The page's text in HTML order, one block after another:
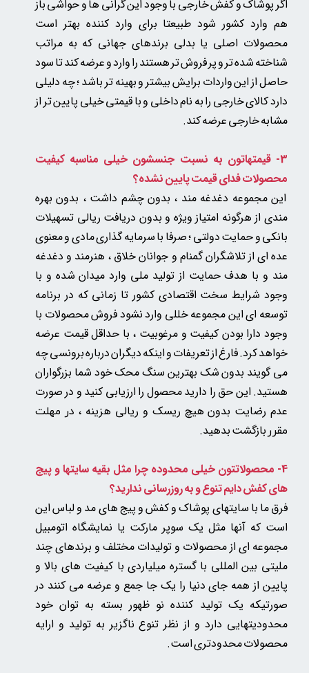
اگر پوشاک و کفش خارجی با وجود این گرانی ها و حواشی باز
هم وارد کشور شود طبیعتا برای وارد کننده بهتر است
محصولات اصلی یا بدلی برندهای جهانی که به مراتب
شناخته شده تر و پر فروش تر هستند را وارد و عرضه کندتا سود
حاصل از این واردات برایش بیشتر و بهینه تر باشد ؛ چه دلیلی
دارد کالای خارجی را به نام داخلی و با قیمتی خیلی پایین تر از
مشابه خارجی عرضه کند.
3- قیمتهاتون به نسبت جنسشون خیلی مناسبه
کیفیت
محصولات فدای قیمت پایین نشده؟
این مجموعه دغدغه مند ، بدون چشم داشت ، بدون بهره
مندی از هرگونه امتیاز ویژه و بدون دریافت ریالی تسهیلات
بانکی و حمایت دولتی ؛ صرفا با سرمایه گذاری مادی و معنوی
عده ای از تلاشگران گمنام و جوانان خلاق ، هنرمند و دغدغه
مند و با هدف حمایت از تولید ملی وارد میدان شده و با
وجود شرایط سخت اقتصادی کشور تا زمانی که در برنامه
توسعه ای این مجموعه خللی وارد نشود فروش محصولات با
وجود دارا بودن کیفیت و مرغوبیت ، با حداقل قیمت عرضه
خواهد کرد. فارغ از تعریفات و اینکه دیگران درباره برونسی چه
می گویند بدون شک بهترین سنگ محک خود شما بزرگواران
هستید. این حق را دارید محصول را ارزیابی کنید و در صورت
عدم رضایت بدون هیچ ریسک و ریالی هزینه ، در مهلت
مقرر بازگشت بدهید.
4- محصولاتتون خیلی محدوده چرا مثل بقیه سایتها و پیج
های کفش دایم تنوع و به روزرسانی ندارید؟
فرق ما با سایتهای پوشاک و کفش و پیج های مد و لباس این
است که آنها مثل یک سوپر مارکت یا نمایشگاه اتومبیل
مجموعه ای از محصولات و تولیدات مختلف و برندهای چند
ملیتی بین المللی با گستره میلیاردی با کیفیت های بالا و
پایین از همه جای دنیا را یک جا جمع و عرضه می کنند در
صورتیکه یک تولید کننده نو ظهور بسته به توان خود
محدودیتهایی دارد و از نظر تنوع ناگزیر به تولید و ارایه
محصولات محدودتری است.